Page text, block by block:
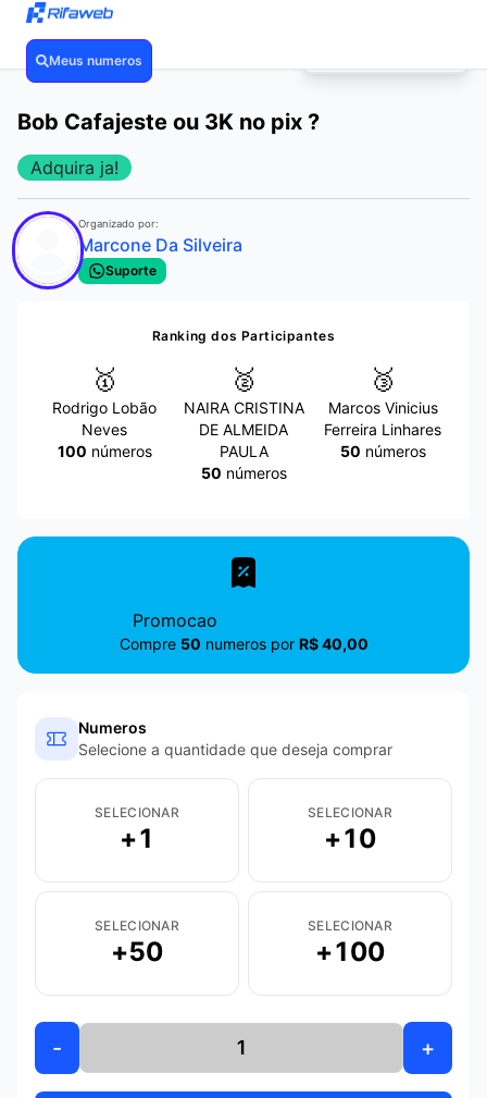
Meus numeros
❮
Bob Cafajeste ou 3K no pix ?
Adquira ja!
Organizado por:
Marcone Da Silveira
Suporte
Ranking dos Participantes
🥇
Rodrigo Lobão
Neves
100 números
🥈
NAIRA CRISTINA
DE ALMEIDA
PAULA
50 números
🥉
Marcos Vinicius
Ferreira Linhares
50 números
Promocao
Compre 50 numeros por R$ 40,00
Numeros
Selecione a quantidade que deseja comprar
SELECIONAR
+1
SELECIONAR
+10
SELECIONAR
+50
SELECIONAR
+100
- +